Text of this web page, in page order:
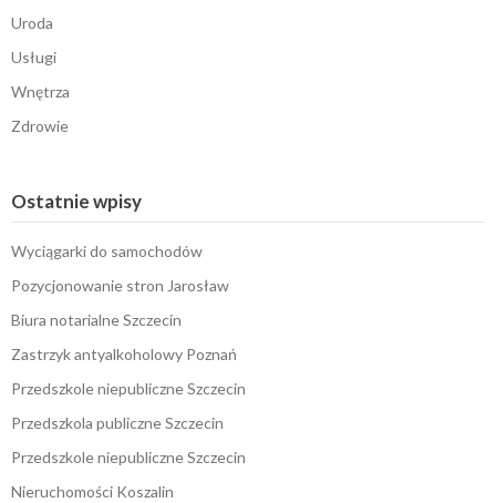
Uroda
Usługi
Wnętrza
Zdrowie
Ostatnie wpisy
Wyciągarki do samochodów
Pozycjonowanie stron Jarosław
Biura notarialne Szczecin
Zastrzyk antyalkoholowy Poznań
Przedszkole niepubliczne Szczecin
Przedszkola publiczne Szczecin
Przedszkole niepubliczne Szczecin
Nieruchomości Koszalin